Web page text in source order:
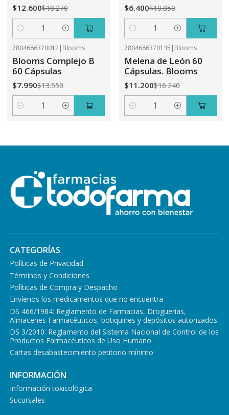
$12.600$18.270
Cantidad
$6.400$10.850
Cantidad
7804686370012| Blooms
Blooms Complejo B
60 Cápsulas
$7.990$13.550
Cantidad
7804686370135 | Blooms
Melena de León 60
Cápsulas. Blooms
$11.200$16.240
Cantidad
CATEGORÍAS
Políticas de Privacidad
Términos y Condiciones
Políticas de Compra y Despacho
Envíenos los medicamentos que no encuentra
DS 466/1984: Reglamento de Farmacias, Droguerías,
Almacenes Farmacéuticos, botiquines y depósitos autorizados
DS 3/2010: Reglamento del Sistema Nacional de Control de los
Productos Farmacéuticos de Uso Humano
Cartas desabastecimiento petitorio mínimo
INFORMACIÓN
Información toxicológica
Sucursales